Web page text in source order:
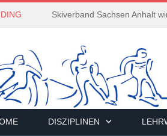
Skiverband Sachsen Anhalt
DISZIPLINEN